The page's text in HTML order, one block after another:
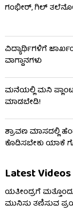
ಗಂಭೀರ್, ಗಿಲ್
ವಿದ್ಯಾರ್ಥಿಗಳಿಗೆ
ವಾಗ್ದಾನಗಳು
ಮನೆಯಲ್ಲಿ ಮನಿ
ಮಾಡಬೇಡಿ!
ಶ್ರಾವಣ ಮಾಸದಲ್ಲಿ
ಕೊಡಿಸಬೇಕು ಯಾಕೆ
Latest Videos
ಯತೀಂದ್ರಗೆ
ಮುನಿಸು ತಣಿಸುವ